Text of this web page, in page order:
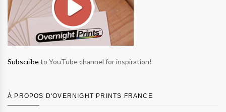
Subscribeto YouTube channel for inspiration!
À PROPOS D'OVERNIGHT PRINTS FRANCE